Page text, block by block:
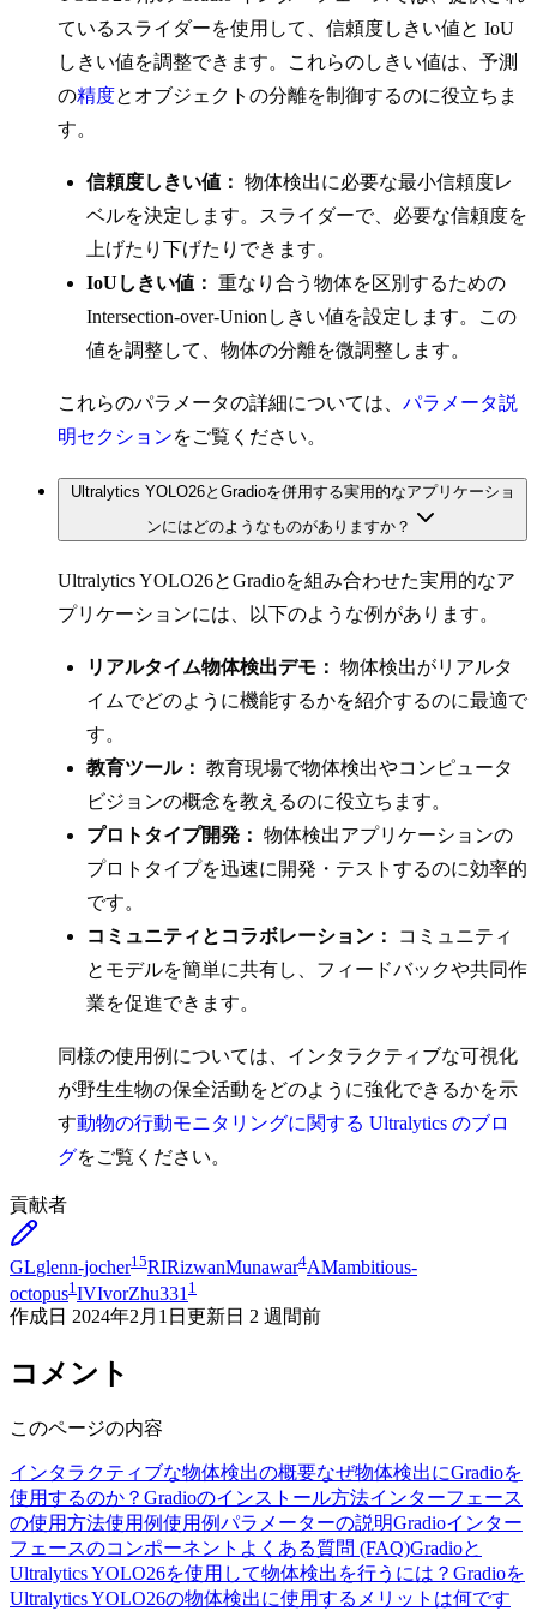
ているスライダーを使用して、信頼度しきい値と IoU
しきい値を調整できます。これらのしきい値は、予測
の精度とオブジェクトの分離を制御するのに役立ちま
す。
信頼度しきい値： 物体検出に必要な最小信頼度レ
ベルを決定します。スライダーで、必要な信頼度を
上げたり下げたりできます。
IoUしきい値： 重なり合う物体を区別するための
Intersection-over-Unionしきい値を設定します。この
値を調整して、物体の分離を微調整します。
これらのパラメータの詳細については、 パラメータ説
明セクションをご覧ください。
Ultralytics YOLO26とGradioを併用する実用的なアプリケーショ
ンにはどのようなものがありますか？
Ultralytics YOLO26とGradioを組み合わせた実用的なア
プリケーションには、以下のような例があります。
リアルタイム物体検出デモ： 物体検出がリアルタ
イムでどのように機能するかを紹介するのに最適で
す。
教育ツール： 教育現場で物体検出やコンピュータ
ビジョンの概念を教えるのに役立ちます。
プロトタイプ開発： 物体検出アプリケーションの
プロトタイプを迅速に開発・テストするのに効率的
です。
コミュニティとコラボレーション：
コミュニティ
とモデルを簡単に共有し、フィードバックや共同作
業を促進できます。
同様の使用例については、インタラクティブな可視化
が野生生物の保全活動をどのように強化できるかを示
す動物の行動モニタリングに関する Ultralytics のブロ
グをご覧ください。
貢献者
GLglenn-jocher15RIRizwanMunawar4AMambitious-
octopus1IVIvorZhu331 1
作成日 2024年2月1日 更新日 2 週間前
コメント
このページの内容
インタラクティブな物体検出の概要なぜ物体検出にGradioを
使用するのか？ Gradioのインストール方法インターフェース
の使用方法使用例使用例パラメーターの説明Gradioインター
フェースのコンポーネント よくある質問 (FAQ)Gradioと
Ultralytics YOLO26を使用して物体検出を行うには？ Gradioを
Ultralytics YOLO26の物体検出に使用するメリットは何です